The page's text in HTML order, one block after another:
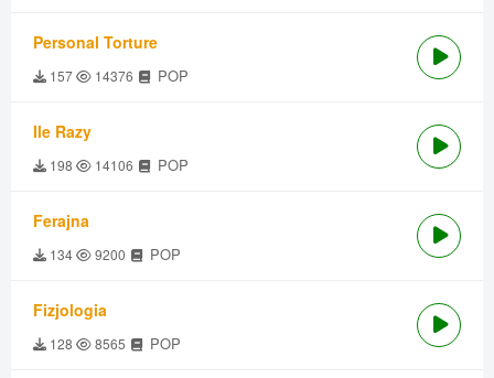
Personal Torture
157 14376 POP
Ile Razy
198 14106 POP
Ferajna
134 9200 POP
Fizjologia
128 8565 POP